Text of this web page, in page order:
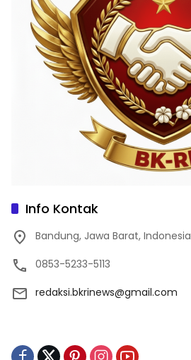
Info Kontak
Bandung, Jawa Barat, Indonesia
0853-5233-5113
redaksi.bkrinews@gmail.com